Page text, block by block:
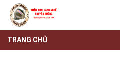
TRANG CHỦ